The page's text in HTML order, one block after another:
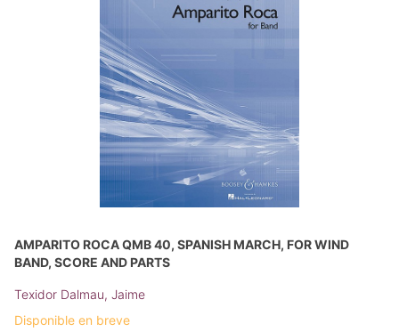
AMPARITO ROCA QMB 40, SPANISH MARCH, FOR WIND
BAND, SCORE AND PARTS
Texidor Dalmau, Jaime
Disponible en breve